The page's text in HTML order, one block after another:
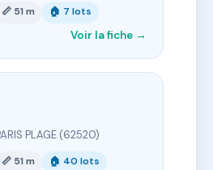
📏 51 m 🏠 7 lots
Voir la fiche →
PLAGE (62520)
📏 51 m 🏠 40 lots